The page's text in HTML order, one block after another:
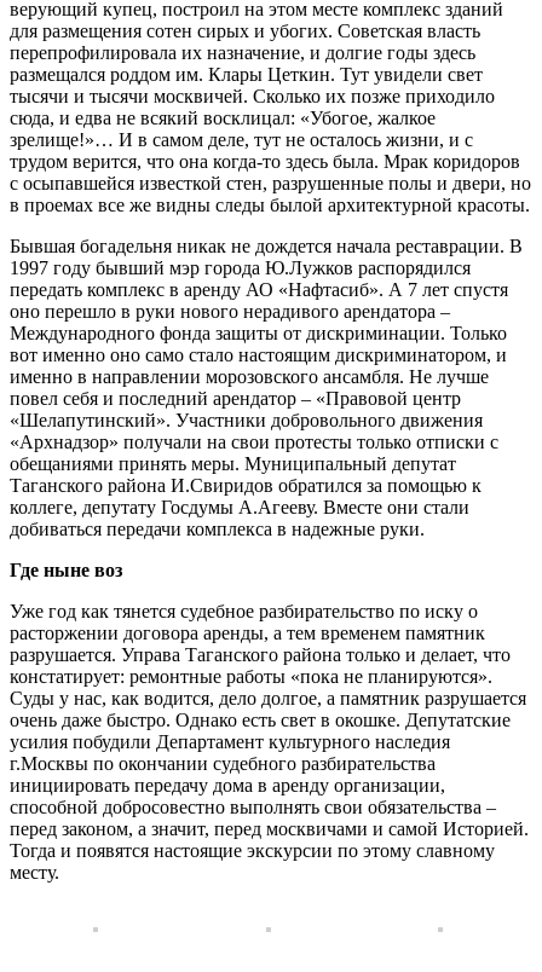
верующий купец, построил на этом месте комплекс зданий
для размещения сотен сирых и убогих. Советская власть
перепрофилировала их назначение, и долгие годы здесь
размещался роддом им. Клары Цеткин. Тут увидели свет
тысячи и тысячи москвичей. Сколько их позже приходило
сюда, и едва не всякий восклицал: «Убогое, жалкое
зрелище!»… И в самом деле, тут не осталось жизни, и с
трудом верится, что она когда-то здесь была. Мрак коридоров
с осыпавшейся известкой стен, разрушенные полы и двери, но
в проемах все же видны следы былой архитектурной красоты.
Бывшая богадельня никак не дождется начала реставрации. В
1997 году бывший мэр города Ю.Лужков распорядился
передать комплекс в аренду АО «Нафтасиб». А 7 лет спустя
оно перешло в руки нового нерадивого арендатора –
Международного фонда защиты от дискриминации. Только
вот именно оно само стало настоящим дискриминатором, и
именно в направлении морозовского ансамбля. Не лучше
повел себя и последний арендатор – «Правовой центр
«Шелапутинский». Участники добровольного движения
«Архнадзор» получали на свои протесты только отписки с
обещаниями принять меры. Муниципальный депутат
Таганского района И.Свиридов обратился за помощью к
коллеге, депутату Госдумы А.Агееву. Вместе они стали
добиваться передачи комплекса в надежные руки.
Где ныне воз
Уже год как тянется судебное разбирательство по иску о
расторжении договора аренды, а тем временем памятник
разрушается. Управа Таганского района только и делает, что
констатирует: ремонтные работы «пока не планируются».
Суды у нас, как водится, дело долгое, а памятник разрушается
очень даже быстро. Однако есть свет в окошке. Депутатские
усилия побудили Департамент культурного наследия
г.Москвы по окончании судебного разбирательства
инициировать передачу дома в аренду организации,
способной добросовестно выполнять свои обязательства –
перед законом, а значит, перед москвичами и самой Историей.
Тогда и появятся настоящие экскурсии по этому славному
месту.